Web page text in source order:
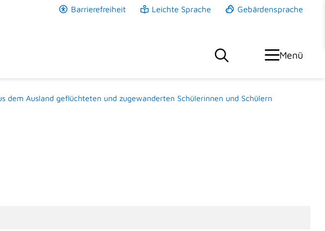
Barrierefreiheit Leichte Sprache Gebärdensprache
Menü
dem Ausland geflüchteten und zugewanderten Schülerinnen und Schülern